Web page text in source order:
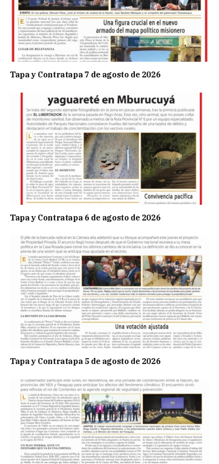
Tapa y Contratapa 7 de agosto de 2026
Tapa y Contratapa 6 de agosto de 2026
Tapa y Contratapa 5 de agosto de 2026